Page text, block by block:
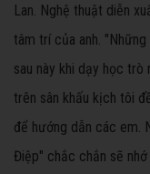
Lan. Nghệ thuật diễn
tâm trí của anh.
sau này khi dạy học trò
trên sân khấu kịch tôi
để hướng dẫn các em.
Điệp" chắc chắn sẽ